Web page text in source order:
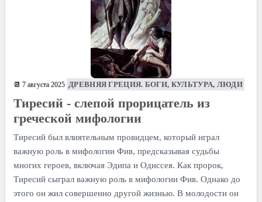
📆 7 августа 2025 ДРЕВНЯЯ ГРЕЦИЯ. БОГИ, КУЛЬТУРА, ЛЮДИ
Тиресий - слепой прорицатель из
греческой мифологии
Тиресий был влиятельным провидцем, который играл
важную роль в мифологии Фив, предсказывая судьбы
многих героев, включая Эдипа и Одиссея. Как пророк,
Тиресий сыграл важную роль в мифологии Фив. Однако до
этого он жил совершенно другой жизнью. В молодости он